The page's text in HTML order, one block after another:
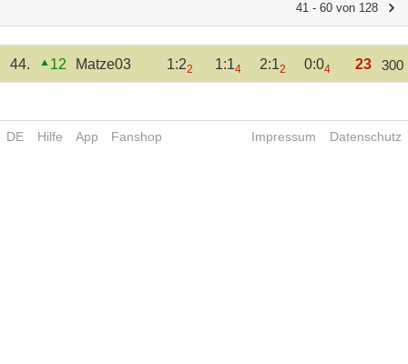
41 - 60 von 128
44. 12 Matze03 1:22 1:14 2:12 0:04 23 300
DE Hilfe App Fanshop Impressum Datenschutz